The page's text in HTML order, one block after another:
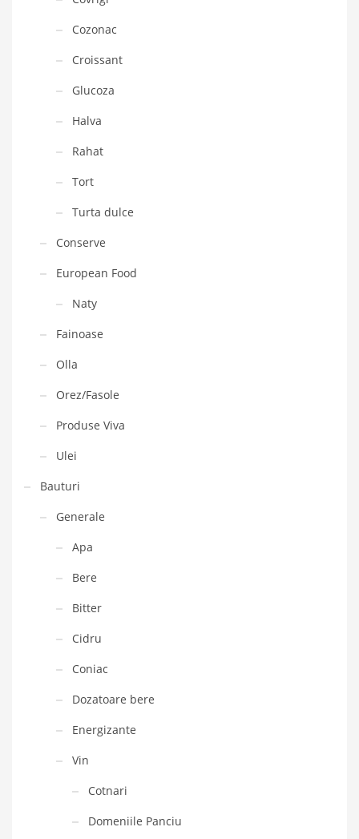
Cozonac
Croissant
Glucoza
Halva
Rahat
Tort
Turta dulce
Conserve
European Food
Naty
Fainoase
Olla
Orez/Fasole
Produse Viva
Ulei
Bauturi
Generale
Apa
Bere
Bitter
Cidru
Coniac
Dozatoare bere
Energizante
Vin
Cotnari
Domeniile Panciu